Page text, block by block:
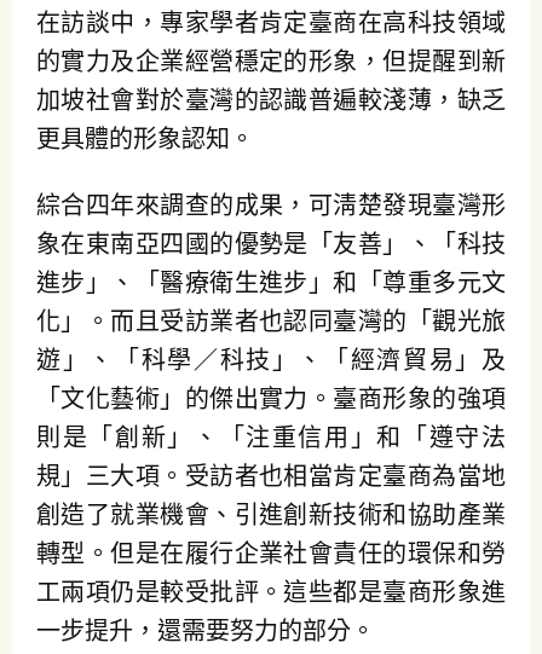
在訪談中，專家學者肯定臺商在高科技領域
的實力及企業經營穩定的形象，但提醒到新
加坡社會對於臺灣的認識普遍較淺薄，缺乏
更具體的形象認知。
綜合四年來調查的成果，可淸楚發現臺灣形
象在東南亞四國的優勢是「友善」、「科技
進步」、「醫療衛生進步」和「尊重多元文
化」。而且受訪業者也認同臺灣的「觀光旅
遊」、「科學／科技」、「經濟貿易」及
「文化藝術」的傑出實力。臺商形象的強項
則是「創新」、「注重信用」和「遵守法
規」三大項。受訪者也相當肯定臺商為當地
創造了就業機會、引進創新技術和協助產業
轉型。但是在履行企業社會責任的環保和勞
工兩項仍是較受批評。這些都是臺商形象進
一步提升，還需要努力的部分。